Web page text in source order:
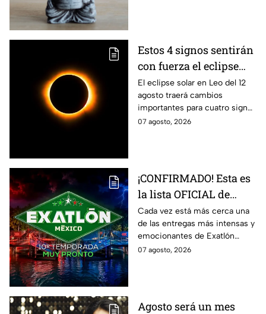
Estos 4 signos sentirán
con fuerza el eclipse
solar del 12 de agosto
El eclipse solar en Leo del 12
agosto traerá cambios
importantes para cuatro signos
del zodiaco, que podrían
07 agosto, 2026
¡CONFIRMADO! Esta es
la lista OFICIAL de
todos los atletas que
estarán en la décima
temporada de Exatlón
México
Cada vez está más cerca una
de las entregas más intensas y
emocionantes de Exatlón
México.
07 agosto, 2026
Agosto será un mes